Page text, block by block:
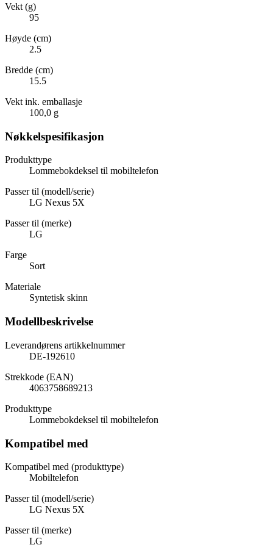
Vekt (g)
95
Høyde (cm)
2.5
Bredde (cm)
15.5
Vekt ink. emballasje
100,0 g
Nøkkelspesifikasjon
Produkttype
Lommebokdeksel til mobiltelefon
Passer til (modell/serie)
LG Nexus 5X
Passer til (merke)
LG
Farge
Sort
Materiale
Syntetisk skinn
Modellbeskrivelse
Leverandørens artikkelnummer
DE-192610
Strekkode (EAN)
4063758689213
Produkttype
Lommebokdeksel til mobiltelefon
Kompatibel med
Kompatibel med (produkttype)
Mobiltelefon
Passer til (modell/serie)
LG Nexus 5X
Passer til (merke)
LG